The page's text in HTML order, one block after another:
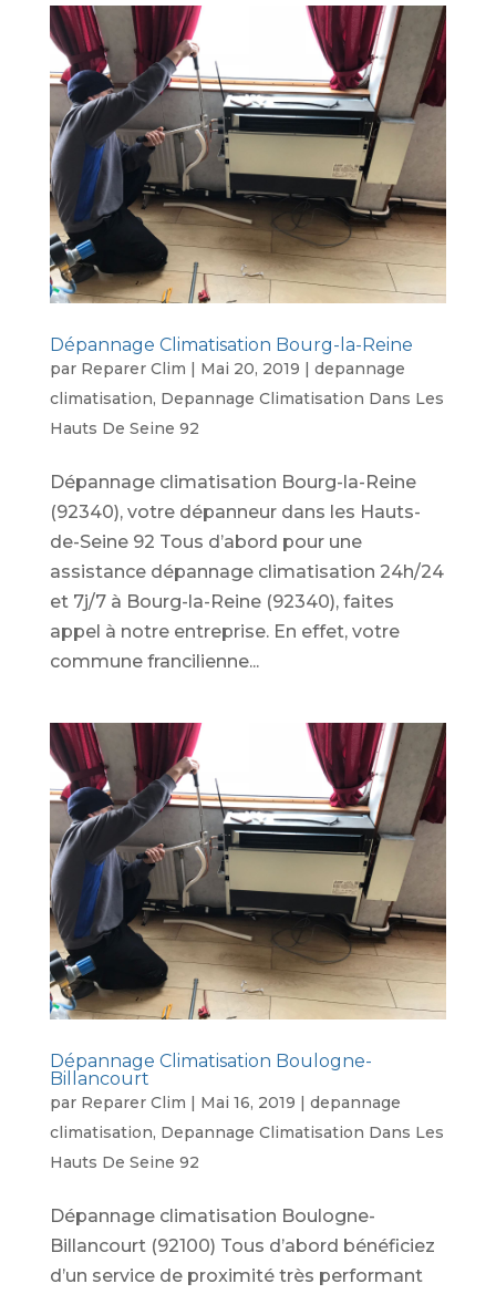
Dépannage Climatisation Bourg-la-Reine
par Reparer Clim | Mai 20, 2019 | depannage
climatisation, Depannage Climatisation Dans Les
Hauts De Seine 92
Dépannage climatisation Bourg-la-Reine
(92340), votre dépanneur dans les Hauts-
de-Seine 92 Tous d’abord pour une
assistance dépannage climatisation 24h/24
et 7j/7 à Bourg-la-Reine (92340), faites
appel à notre entreprise. En effet, votre
commune francilienne...
Dépannage Climatisation Boulogne-
Billancourt
par Reparer Clim Mai 16, 2019
depannage
climatisation, Depannage Climatisation Dans Les
Hauts De Seine 92
Dépannage climatisation Boulogne-
Billancourt (92100) Tous d’abord bénéficiez
d’un service de proximité très performant